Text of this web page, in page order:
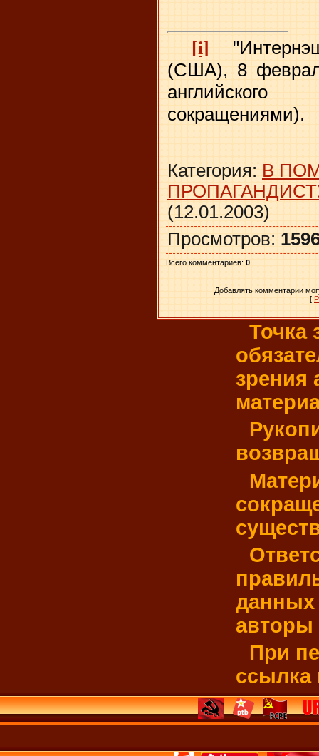
[i]
(США), 8
английского
сокращениями).
Категория: В
(12.01.2003)
Просмотров:
Всего комментариев: 0
Добавлять комментарии
[
Точка
зрения
данных
авторы
При
ссылка